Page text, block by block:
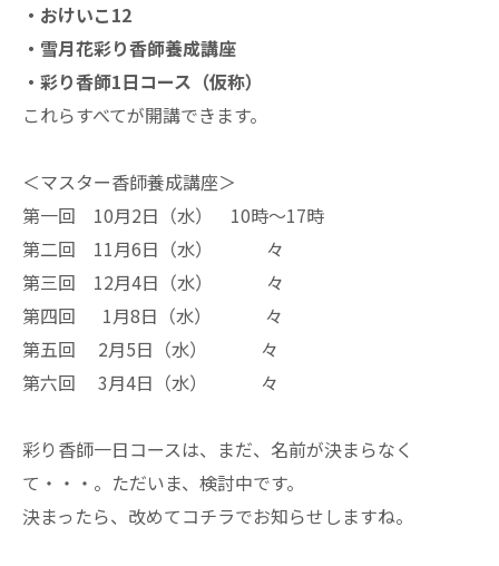
・おけいこ12
・雪月花彩り香師養成講座
・彩り香師1日コース（仮称）
これらすべてが開講できます。
＜マスター香師養成講座＞
第一回 10月2日（水） 10時～17時
第二回 11月6日（水） 々
第三回 12月4日（水） 々
第四回 1月8日（水） 々
第五回 2月5日（水） 々
第六回 3月4日（水） 々
彩り香師一日コースは、まだ、名前が決まらなく
て・・・。ただいま、検討中です。
決まったら、改めてコチラでお知らせしますね。